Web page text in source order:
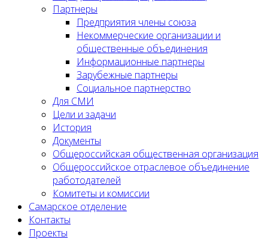
Партнеры
Предприятия члены союза
Некоммерческие организации и
общественные объединения
Информационные партнеры
Зарубежные партнеры
Социальное партнерство
Для СМИ
Цели и задачи
История
Документы
Общероссийская общественная организация
Общероссийское отраслевое объединение
работодателей
Комитеты и комиссии
Самарское отделение
Контакты
Проекты